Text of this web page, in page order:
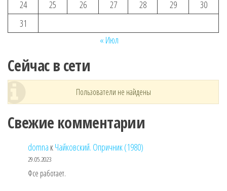
24
25 26 27 28 29
30
31
« Июл
Сейчас в сети
Пользователи не найдены
Свежие комментарии
domna кЧайковский. Опричник (1980)
29.05.2023
Фсе работает.